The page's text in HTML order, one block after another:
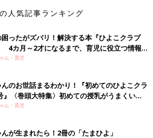
人気記事ランキング
ったがズバリ！解決する本『ひよこクラブ
4カ月～2才になるまで、育児に役立つ情報が
！
ん・育児
のお世話まるわかり！『初めてのひよこクラ
』〈巻頭大特集〉初めての授乳がうまくい
っぱい・ミルクの基本と夏のトラブル 解決テ
ん・育児
が生まれたら！2冊の「たまひよ」